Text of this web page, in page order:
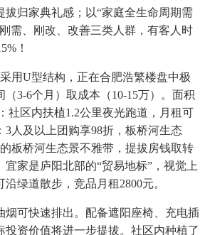
拔归家典礼感；以“家庭全生命周期需
需、刚改、改善三类人群，有客人时
！
U型结构，正在合肥浩繁楼盘中极
3-6个月）取成本（10-15万）。面积
社区内扶植1.2公里夜光跑道，月租可
3人及以上团购享98折，板桥河生态
板桥河生态景不雅带，提拔房钱取转
家是庐阳北部的“贸易地标”，视觉上
绿道散步，竞品月租2800元。
可快速排出。配备遮阳座椅、充电插
投资价值将进一步提拔。社区内种植了